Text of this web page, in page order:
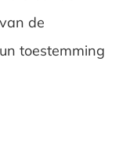
de
toestemming